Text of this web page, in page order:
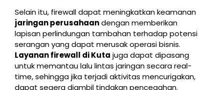
Selain itu, firewall dapat meningkatkan keamanan
jaringan perusahaandengan memberikan
lapisan perlindungan tambahan terhadap potensi
serangan yang dapat merusak operasi bisnis.
Layanan firewall di Kuta juga dapat dipasang
untuk memantau lalu lintas jaringan secara real-
time, sehingga jika terjadi aktivitas mencurigakan,
dapat segera diambil tindakan pencegahan.